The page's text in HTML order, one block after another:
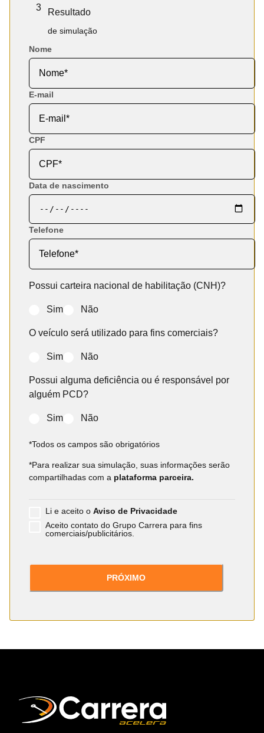
3 Resultado
de simulação
Nome
E-mail
CPF
Data de nascimento
Telefone
Possui carteira nacional de habilitação (CNH)?
Sim Não
O veículo será utilizado para fins comerciais?
Sim Não
Possui alguma deficiência ou é responsável por
alguém PCD?
Sim Não
*Todos os campos são obrigatórios
*Para realizar sua simulação, suas informações serão
compartilhadas com a plataforma parceira.
Li e aceito o Aviso de Privacidade
Aceito contato do Grupo Carrera para fins
comerciais/publicitários.
PRÓXIMO